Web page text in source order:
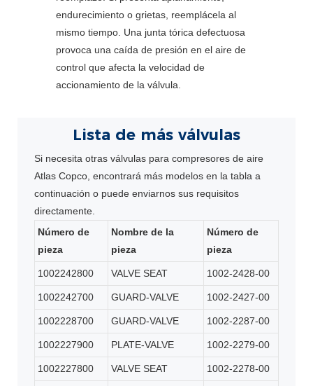
endurecimiento o grietas, reemplácela al
mismo tiempo. Una junta tórica defectuosa
provoca una caída de presión en el aire de
control que afecta la velocidad de
accionamiento de la válvula.
Lista de más válvulas
Si necesita otras válvulas para compresores de aire
Atlas Copco, encontrará más modelos en la tabla a
continuación o puede enviarnos sus requisitos
directamente.
Número de
pieza
Nombre de la
pieza
Número de
pieza
1002242800 VALVE SEAT 1002-2428-00
1002242700 GUARD-VALVE 1002-2427-00
1002228700 GUARD-VALVE 1002-2287-00
1002227900 PLATE-VALVE 1002-2279-00
1002227800 VALVE SEAT 1002-2278-00